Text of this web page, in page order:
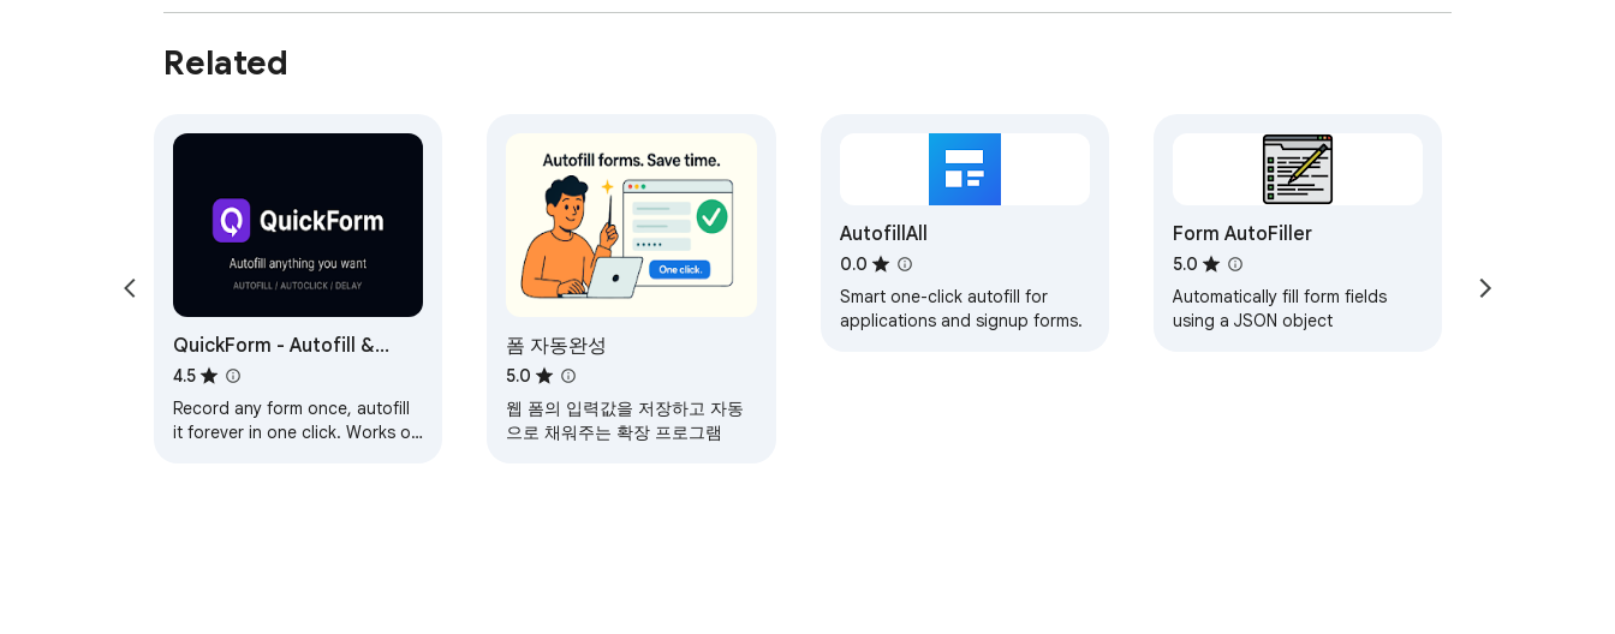
Related
QuickForm - Autofill &
Form Filler
4.5
Record any form once, autofill
it forever in one click. Works on
폼 자동완성
5.0
웹 폼의 입력값을 저장하고 자동
으로 채워주는 확장 프로그램
AutofillAll
0.0
Smart one-click autofill for
applications and signup forms.
Form AutoFiller
5.0
Automatically fill form fields
using a JSON object